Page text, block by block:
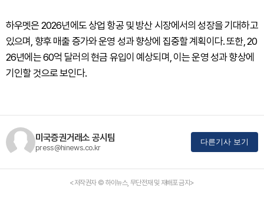
하우멧은 2026년에도 상업 항공 및 방산 시장에서의 성장을 기대하고
있으며, 향후 매출 증가와 운영 성과 향상에 집중할 계획이다. 또한, 20
26년에는 60억 달러의 현금 유입이 예상되며, 이는 운영 성과 향상에
기인할 것으로 보인다.
미국증권거래소 공시팀
press@hinews.co.kr
다른기사 보기
<저작권자 © 하이뉴스, 무단전재 및 재배포 금지>